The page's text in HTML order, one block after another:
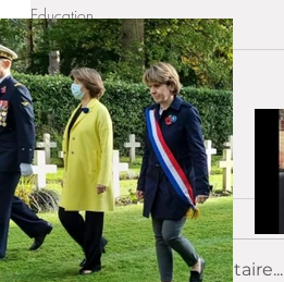
Education
ReflexeS
Commentaires
Rédigez un commentaire...